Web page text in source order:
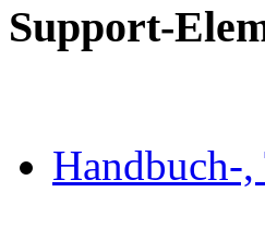
Support-
Handbuch-